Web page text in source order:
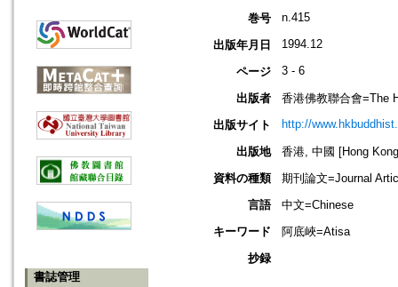
書誌管理
巻号
n.415
出版年月日 1994.12
ページ 3 - 6
出版者
香港佛教聯合會=The
出版サイト
http://
出版地
香港, 中國 [Hong
資料の種類
期刊論文=Journal
言語
中文=Chinese
キーワード
阿底峽=Atisa
抄録